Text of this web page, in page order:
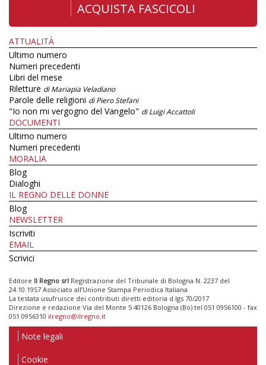
ACQUISTA FASCICOLI
ATTUALITÀ
Ultimo numero
Numeri precedenti
Libri del mese
Riletture di Mariapia Veladiano
Parole delle religioni di Piero Stefani
"Io non mi vergogno del Vangelo" di Luigi Accattoli
DOCUMENTI
Ultimo numero
Numeri precedenti
MORALIA
Blog
Dialoghi
IL REGNO DELLE DONNE
Blog
NEWSLETTER
Iscriviti
EMAIL
Scrivici
Editore Il Regno srl Registrazione del Tribunale di Bologna N. 2237 del
24.10.1957 Associato all’Unione Stampa Periodica Italiana
La testata usufruisce dei contributi diretti editoria d.lgs 70/2017
Direzione e redazione Via del Monte 5 40126 Bologna (Bo) tel 051 0956100 - fax
051 0956310 ilregno@ilregno.it
Note legali
Cookie